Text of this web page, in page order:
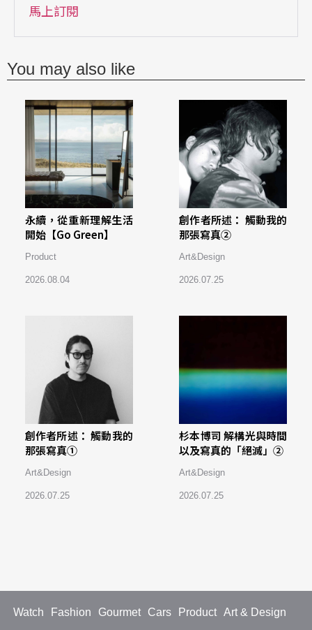
馬上訂閱
You may also like
永續，從重新理解生活
開始【Go Green】
Product
2026.08.04
創作者所述： 觸動我的
那張寫真②
Art&Design
2026.07.25
創作者所述： 觸動我的
那張寫真①
Art&Design
2026.07.25
杉本博司 解構光與時間
以及寫真的「絕滅」②
Art&Design
2026.07.25
Watch Fashion Gourmet Cars Product
Art & Design